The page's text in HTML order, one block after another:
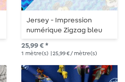
Jersey - Impression
numérique Zigzag bleu
25,99 € *
1 mètre(s) | 25,99 € / mètre(s)